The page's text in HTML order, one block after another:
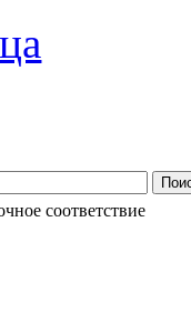
соответствие